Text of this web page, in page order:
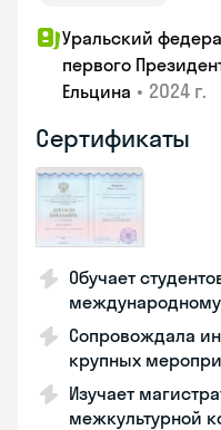
Уральский
первого
Ельцина • 2024 г.
Сертификаты
Обучает
международному
Сопровождала
крупных
Изучает
межкультурной